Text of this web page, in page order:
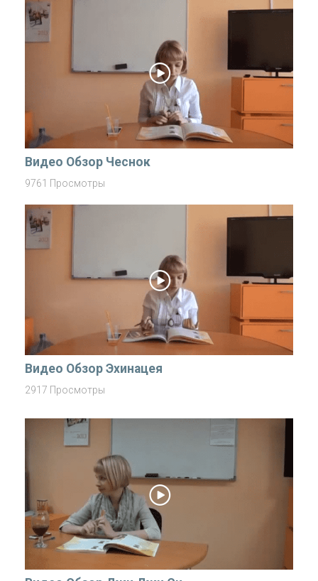
Видео Обзор Чеснок
9761 Просмотры
Видео Обзор Эхинацея
2917 Просмотры